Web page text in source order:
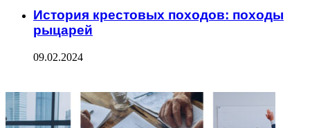
История крестовых походов: походы
рыцарей
09.02.2024